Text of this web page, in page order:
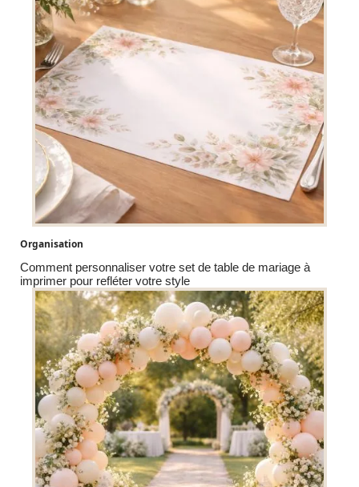
Organisation
Comment personnaliser votre set de table de mariage à
imprimer pour refléter votre style